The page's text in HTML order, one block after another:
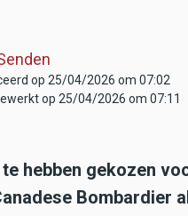
op 25/04/2026 om 07:02
op 25/04/2026 om 07:11
te hebben gekozen
Bombardier